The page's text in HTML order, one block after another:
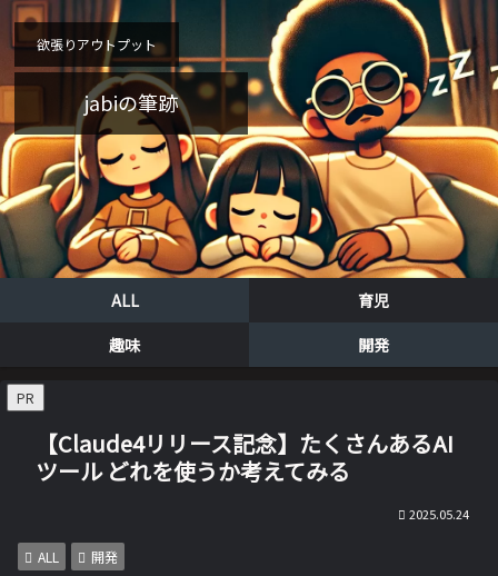
欲張りアウトプット
jabiの筆跡
ALL
育児
趣味
開発
PR
【Claude4リリース記念】たくさんあるAI
ツール どれを使うか考えてみる
2025.05.24
ALL 開発